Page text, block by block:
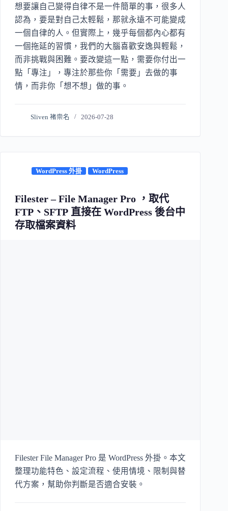
想要讓自己變得自律不是一件簡單的事，很多人
認為，要是對自己太輕鬆，那就永遠不可能變成
一個自律的人。但實際上，幾乎每個都內心都有
一個拖延的習慣，我們的大腦喜歡安逸與輕鬆，
而非挑戰與困難。要改變這一點，需要你付出一
點「專注」，專注於那些你「需要」去做的事
情，而非你「想不想」做的事。
Sliven 褚崇名 2026-07-28
WordPress 外掛 WordPress
Filester – File Manager Pro ，取代
FTP、SFTP 直接在 WordPress 後台中
存取檔案資料
Filester File Manager Pro 是 WordPress 外掛。本文
整理功能特色、設定流程、使用情境、限制與替
代方案，幫助你判斷是否適合安裝。